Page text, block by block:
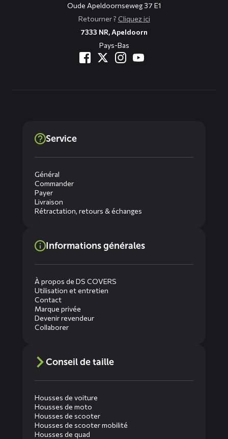
Oude Apeldoornseweg 37 E1
Retourner ? Cliquez ici
7333 NR, Apeldoorn
Pays-Bas
Service
Général
Commander
Payer
Livraison
Rétractation, retours & échanges
Informations générales
À propos de DS COVERS
Utilisation et entretien
Contact
Marque privée
Devenir revendeur
Collaborer
Conseil de taille
Housses de voiture
Housses de moto
Housses de scooter
Housses de scooter mobilité
Housses de quad